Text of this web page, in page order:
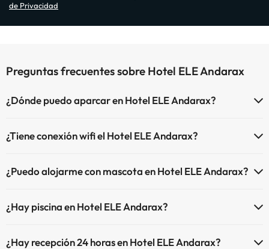
de Privacidad
Preguntas frecuentes sobre Hotel ELE Andarax
¿Dónde puedo aparcar en Hotel ELE Andarax?
aparcamiento (bajo disponibilidad):
¿Tiene conexión wifi el Hotel ELE Andarax?
¿Puedo alojarme con mascota en Hotel ELE Andarax?
¿Hay piscina en Hotel ELE Andarax?
Aquí tienes más info sobre la piscina y otras instalaciones.
¿Hay recepción 24 horas en Hotel ELE Andarax?